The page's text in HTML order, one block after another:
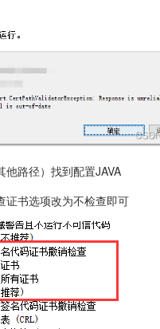
他路径）找到配置JAVA
证书选项改为不检查即可